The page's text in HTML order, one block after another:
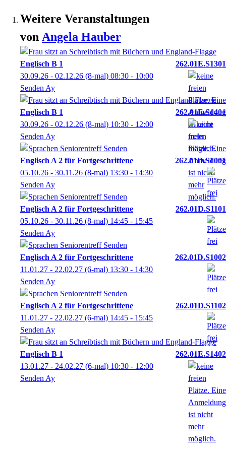
Weitere Veranstaltungen
von Angela Hauber
Englisch B 1
262.01E.S1301
30.09.26 - 02.12.26 (8-mal) 08:30 - 10:00
Senden Ay
Englisch B 1
262.01E.S1401
30.09.26 - 02.12.26 (8-mal) 10:30 - 12:00
Senden Ay
Englisch A 2 für Fortgeschrittene
262.01D.S1001
05.10.26 - 30.11.26 (8-mal) 13:30 - 14:30
Senden Ay
Englisch A 2 für Fortgeschrittene
262.01D.S1101
05.10.26 - 30.11.26 (8-mal) 14:45 - 15:45
Senden Ay
Englisch A 2 für Fortgeschrittene
262.01D.S1002
11.01.27 - 22.02.27 (6-mal) 13:30 - 14:30
Senden Ay
Englisch A 2 für Fortgeschrittene
262.01D.S1102
11.01.27 - 22.02.27 (6-mal) 14:45 - 15:45
Senden Ay
Englisch B 1
262.01E.S1402
13.01.27 - 24.02.27 (6-mal) 10:30 - 12:00
Senden Ay